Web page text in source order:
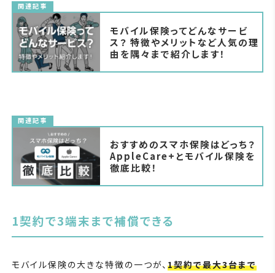
関連記事
モバイル保険ってどんなサービ
ス？ 特徴やメリットなど人気の理
由を隅々まで紹介します！
関連記事
おすすめのスマホ保険はどっち？
AppleCare+とモバイル保険を
徹底比較！
1契約で3端末まで補償できる
モバイル保険の大きな特徴の一つが、 1契約で最大3台まで